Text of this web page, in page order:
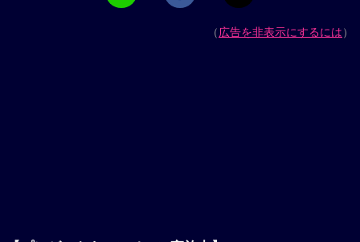
（広告を非表示にするには）